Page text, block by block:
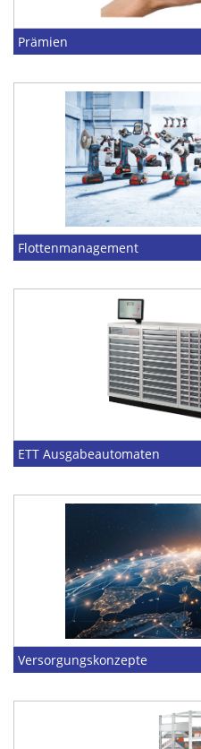
Prämien
Flottenmanagement
ETT Ausgabeautomaten
Versorgungskonzepte